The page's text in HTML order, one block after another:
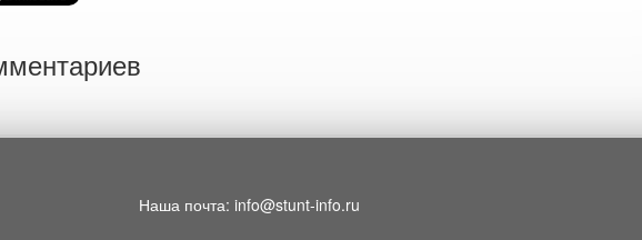
Наша почта: info@stunt-info.ru